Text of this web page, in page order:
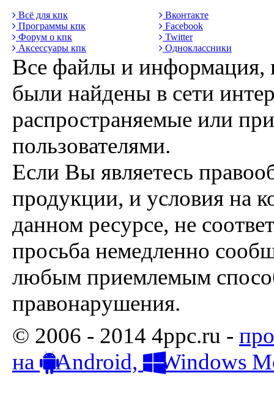
Всё для кпк
Программы кпк
Форум о кпк
Аксессуары кпк
Вконтакте
Facebook
Twitter
Одноклассники
Все файлы и информация,
были найдены в сети
распространяемые или
пользователями.
Если Вы являетесь
продукции, и условия на
данном ресурсе, не
просьба немедленно
любым приемлемым
правонарушения.
© 2006 - 2014 4ppc.ru -
на
Android, Windows